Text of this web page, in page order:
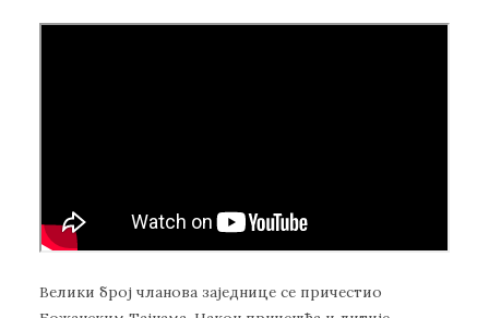
Велики број чланова заједнице се причестио